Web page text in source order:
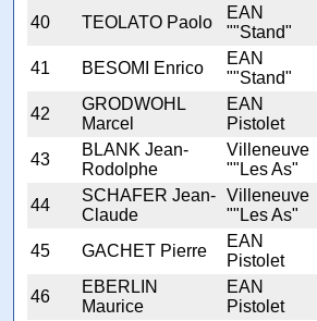
40 TEOLATO Paolo
EAN
""Stand"
41 BESOMI Enrico
EAN
""Stand"
42
GRODWOHL
Marcel
EAN
Pistolet
43
BLANK Jean-
Rodolphe
Villeneuve
""Les As"
44
SCHAFER Jean-
Claude
Villeneuve
""Les As"
45 GACHET Pierre
EAN
Pistolet
46
EBERLIN
Maurice
EAN
Pistolet